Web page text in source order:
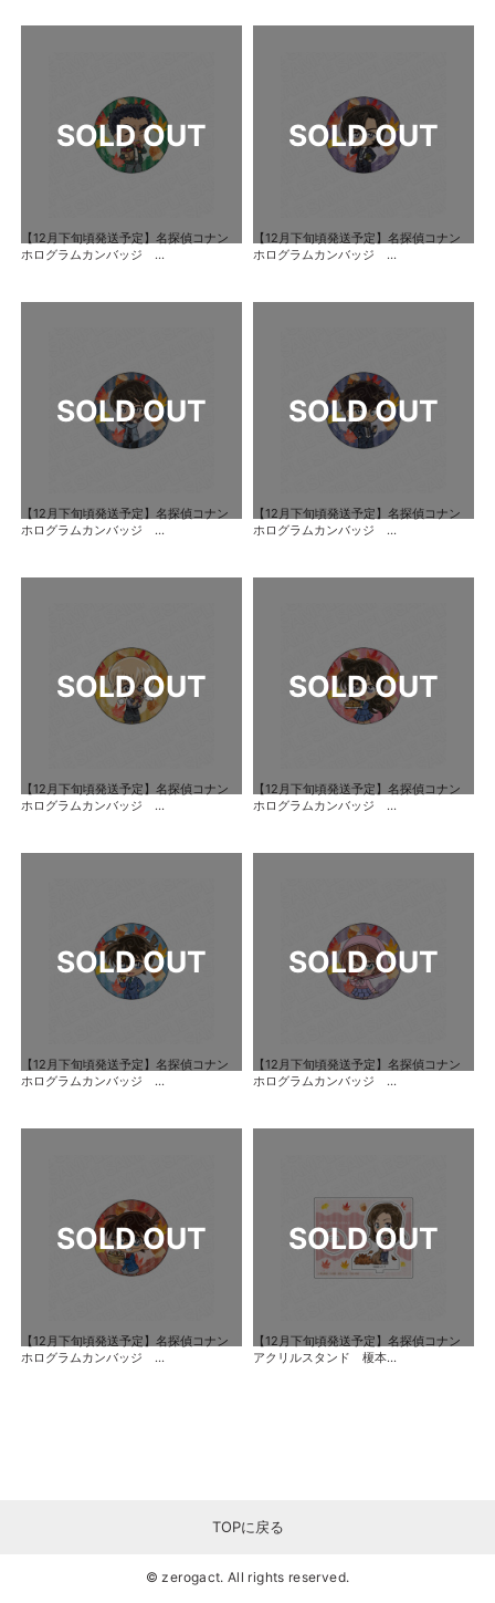
【12月下旬頃発送予定】名探偵コナン
ホログラムカンバッジ ...
【12月下旬頃発送予定】名探偵コナン
ホログラムカンバッジ ...
【12月下旬頃発送予定】名探偵コナン
ホログラムカンバッジ ...
【12月下旬頃発送予定】名探偵コナン
ホログラムカンバッジ ...
【12月下旬頃発送予定】名探偵コナン
ホログラムカンバッジ ...
【12月下旬頃発送予定】名探偵コナン
ホログラムカンバッジ ...
【12月下旬頃発送予定】名探偵コナン
ホログラムカンバッジ ...
【12月下旬頃発送予定】名探偵コナン
ホログラムカンバッジ ...
【12月下旬頃発送予定】名探偵コナン
ホログラムカンバッジ ...
【12月下旬頃発送予定】名探偵コナン
アクリルスタンド 榎本...
TOPに戻る
© zerogact. All rights reserved.